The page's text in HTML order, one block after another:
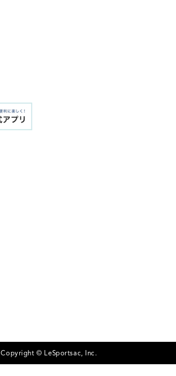
Copyright © LeSportsac, Inc.